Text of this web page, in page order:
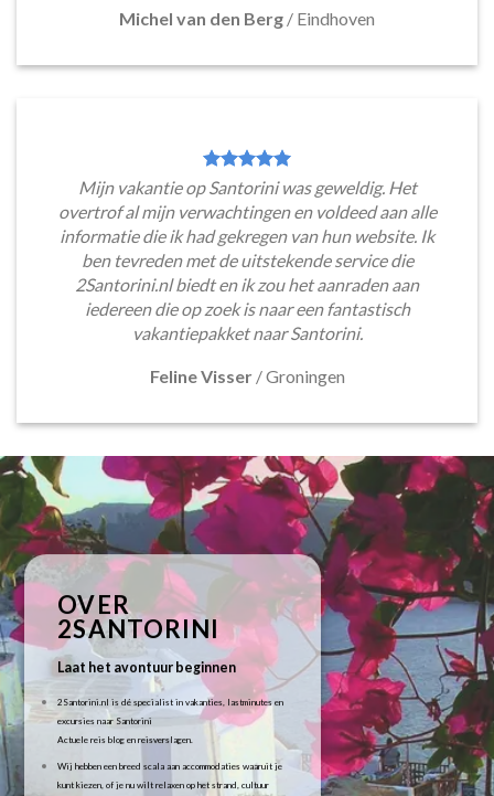
Michel van den Berg / Eindhoven
Mijn vakantie op Santorini was geweldig. Het
overtrof al mijn verwachtingen en voldeed aan alle
informatie die ik had gekregen van hun website. Ik
ben tevreden met de uitstekende service die
2Santorini.nl biedt en ik zou het aanraden aan
iedereen die op zoek is naar een fantastisch
vakantiepakket naar Santorini.
Feline Visser /Groningen
OVER
2SANTORINI
Laat het avontuur beginnen
2Santorini.nl is dé specialist in vakanties, lastminutes en
excursies naar Santorini
Actuele reis blog en reisverslagen.
Wij hebben een breed scala aan accommodaties waaruit je
kunt kiezen, of je nu wilt relaxen op het strand, cultuur